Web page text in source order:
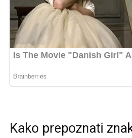
Kako prepoznati